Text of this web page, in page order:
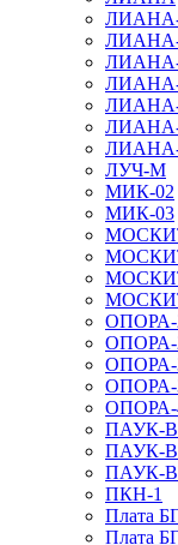
ЛИАНА-
ЛУЧ-М
МИК-02
МИК-03
ОПОРА-
ОПОРА-
ОПОРА-
ОПОРА-
ОПОРА-
ПАУК-В
ПАУК-В
ПАУК-
ПКН-1
Плата
Плата